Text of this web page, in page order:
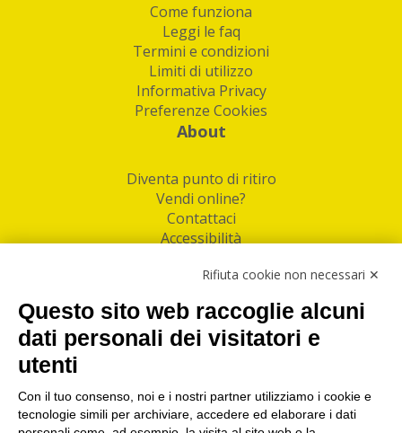
Come funziona
Leggi le faq
Termini e condizioni
Limiti di utilizzo
Informativa Privacy
Preferenze Cookies
About
Diventa punto di ritiro
Vendi online?
Contattaci
Accessibilità
Facebook
Linkedin
I nostri punti di ritiro e spedizione pacchi nelle
maggiori città italiane
Torino|Milano|Roma|Bologna|Firenze| Genova
Rifiuta cookie non necessari ✕
Questo sito web raccoglie alcuni
dati personali dei visitatori e
utenti
Con il tuo consenso, noi e i nostri partner utilizziamo i cookie e
tecnologie simili per archiviare, accedere ed elaborare i dati